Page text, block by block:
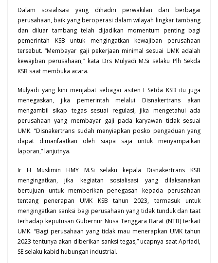
Dalam sosialisasi yang dihadiri perwakilan dari berbagai
perusahaan, baik yang beroperasi dalam wilayah lingkar tambang
dan diluar tambang telah dijadikan momentum penting bagi
pemerintah KSB untuk mengingatkan kewajiban perusahaan
tersebut. “Membayar gaji pekerjaan minimal sesuai UMK adalah
kewajiban perusahaan,” kata Drs Mulyadi M.Si selaku Plh Sekda
KSB saat membuka acara.
Mulyadi yang kini menjabat sebagai asiten I Setda KSB itu juga
menegaskan, jika pemerintah melalui Disnakertrans akan
mengambil sikap tegas sesuai regulasi, jika mengetahui ada
perusahaan yang membayar gaji pada karyawan tidak sesuai
UMK. “Disnakertrans sudah menyiapkan posko pengaduan yang
dapat dimanfaatkan oleh siapa saja untuk menyampaikan
laporan,” lanjutnya.
Ir H Muslimin HMY M.Si selaku kepala Disnakertrans KSB
mengingatkan, jika kegiatan sosialisasi yang dilaksanakan
bertujuan untuk memberikan penegasan kepada perusahaan
tentang penerapan UMK KSB tahun 2023, termasuk untuk
mengingatkan sanksi bagi perusahaan yang tidak tunduk dan taat
terhadap keputusan Gubernur Nusa Tenggara Barat (NTB) terkait
UMK. “Bagi perusahaan yang tidak mau menerapkan UMK tahun
2023 tentunya akan diberikan sanksi tegas,” ucapnya saat Apriadi,
SE selaku kabid hubungan industrial.